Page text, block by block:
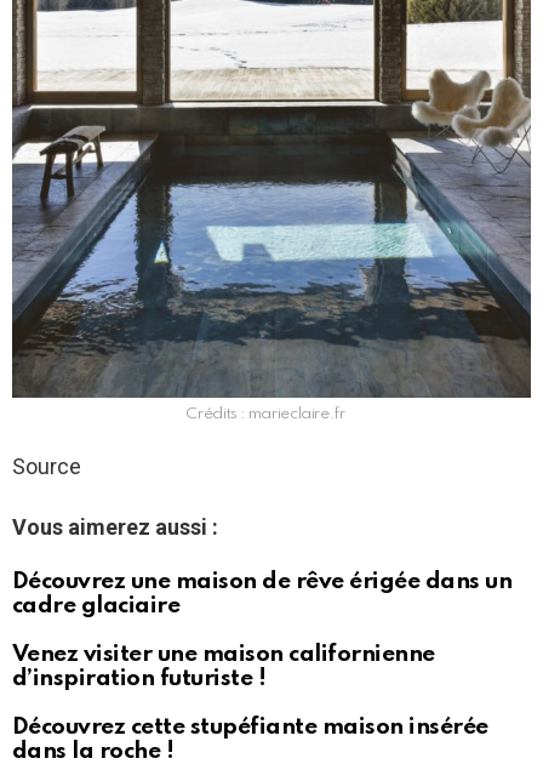
Crédits : marieclaire.fr
Source
Vous aimerez aussi :
Découvrez une maison de rêve érigée dans un
cadre glaciaire
Venez visiter une maison californienne
d’inspiration futuriste !
Découvrez cette stupéfiante maison insérée
dans la roche !